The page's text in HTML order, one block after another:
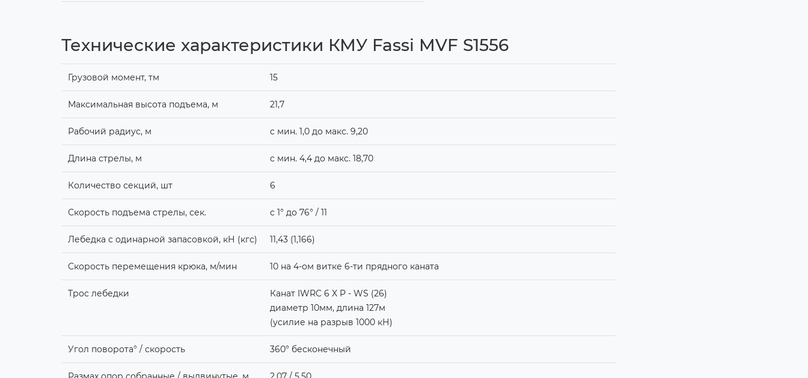
Технические характеристики КМУ Fassi MVF S1556
Грузовой момент, тм 15
Максимальная высота подъема, м 21,7
Рабочий радиус, м с мин. 1,0 до макс. 9,20
Длина стрелы, м с мин. 4,4 до макс. 18,70
Количество секций, шт 6
Скорость подъема стрелы, сек. с 1° до 76° / 11
Лебедка с одинарной запасовкой, кН (кгс) 11,43 (1,166)
Скорость перемещения крюка, м/мин 10 на 4-ом витке 6-ти прядного каната
Трос лебедки
Канат IWRC 6 X P - WS (26)
диаметр 10мм, длина 127м
(усилие на разрыв 1000 кН)
Угол поворота° / скорость 360° бесконечный